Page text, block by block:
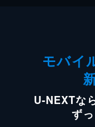
モバイ
U-NEXTな
ず